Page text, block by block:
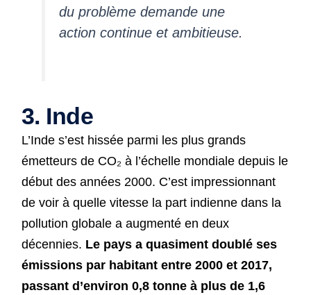
du problème demande une
action continue et ambitieuse.
3. Inde
L’Inde s’est hissée parmi les plus grands
émetteurs de CO₂ à l’échelle mondiale depuis le
début des années 2000. C’est impressionnant
de voir à quelle vitesse la part indienne dans la
pollution globale a augmenté en deux
décennies. Le pays a quasiment doublé ses
émissions par habitant entre 2000 et 2017,
passant d’environ 0,8 tonne à plus de 1,6